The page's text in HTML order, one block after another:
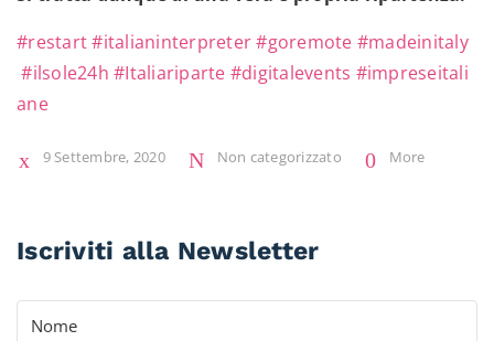
#restart#italianinterpreter#goremote #madeinitaly
#ilsole24h #Italiariparte #digitalevents #impreseitali
ane
9 Settembre, 2020 Non categorizzato More
Iscriviti alla Newsletter